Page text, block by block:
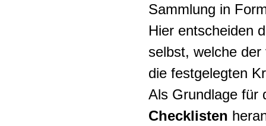
Sammlung in
Hier entscheiden
selbst, welche
die festgelegten
Als Grundlage für
Checklisten